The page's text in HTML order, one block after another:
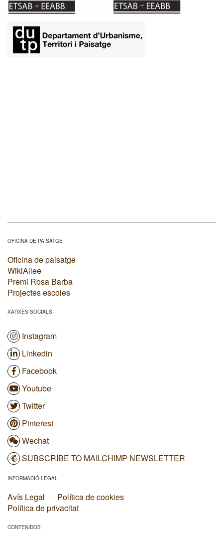
OFICINA DE PAISATGE
Oficina de paisatge
WikiAllee
Premi Rosa Barba
Projectes escoles
XARXES SOCIALS
Instagram
Linkedin
Facebook
Youtube
Twitter
Pinterest
Wechat
SUBSCRIBE TO MAILCHIMP NEWSLETTER
INFORMACIÓ LEGAL
Avís Legal
Política de cookies
Política de privacitat
CONTENIDOS